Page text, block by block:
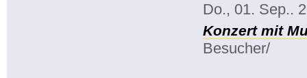
Do., 01. Sep..
Konzert mit
Besucher/